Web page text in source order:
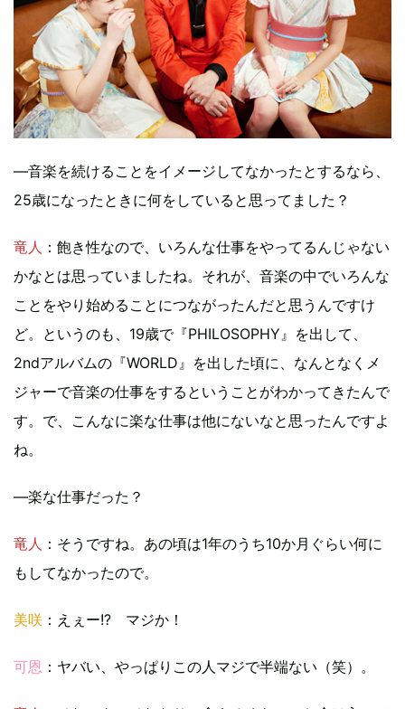
―音楽を続けることをイメージしてなかったとするなら、
25歳になったときに何をしていると思ってました？
竜人 ：飽き性なので、いろんな仕事をやってるんじゃない
かなとは思っていましたね。それが、音楽の中でいろんな
ことをやり始めることにつながったんだと思うんですけ
ど。というのも、19歳で『PHILOSOPHY』を出して、
2ndアルバムの『WORLD』を出した頃に、なんとなくメ
ジャーで音楽の仕事をするということがわかってきたんで
す。で、こんなに楽な仕事は他にないなと思ったんですよ
ね。
―楽な仕事だった？
竜人 ：そうですね。あの頃は1年のうち10か月ぐらい何に
もしてなかったので。
美咲 ：えぇー!? マジか！
可恩 ：ヤバい、やっぱりこの人マジで半端ない（笑）。